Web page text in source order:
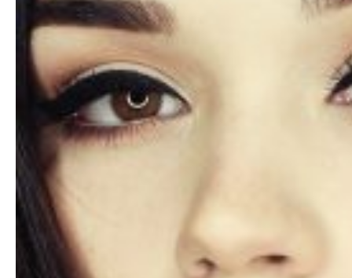
Дача и Огород
Психология и Отношения
Любовь и Семья
Свадьба
Карьера
Фотогалереи
Прически